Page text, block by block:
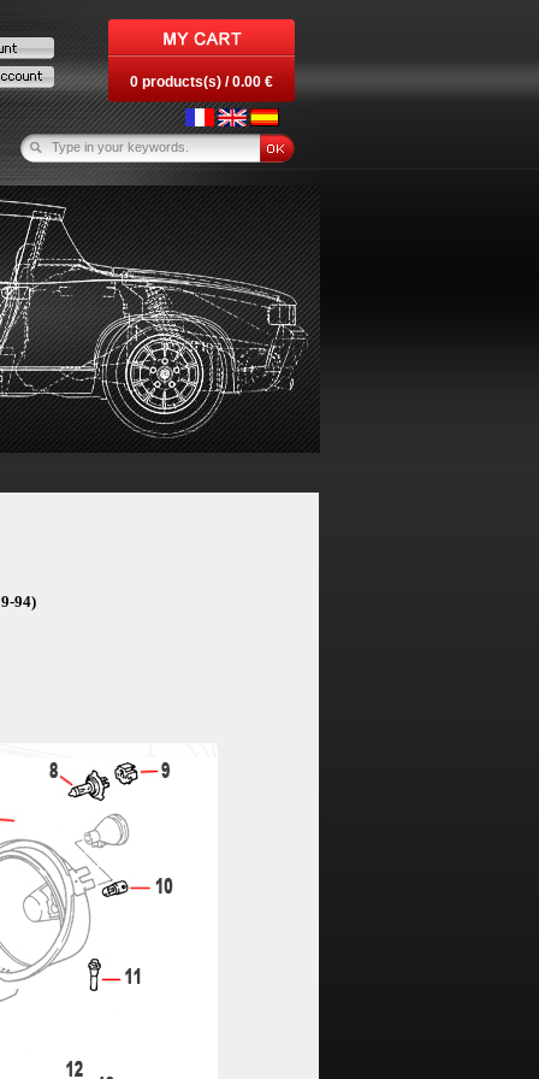
0 products(s) / 0.00 €
94)